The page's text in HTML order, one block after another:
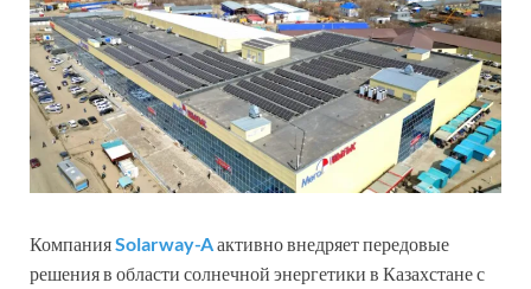
КомпанияSolarway-Aактивно внедряет передовые
решения в области солнечной энергетики в Казахстане с